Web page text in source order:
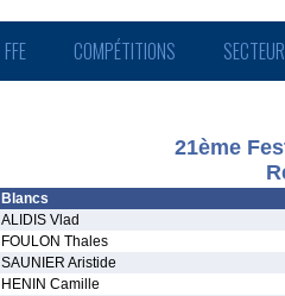
FFE COMPÉTITIONS
21ème
Blancs
ALIDIS Vlad
FOULON Thales
SAUNIER Aristide
HENIN Camille